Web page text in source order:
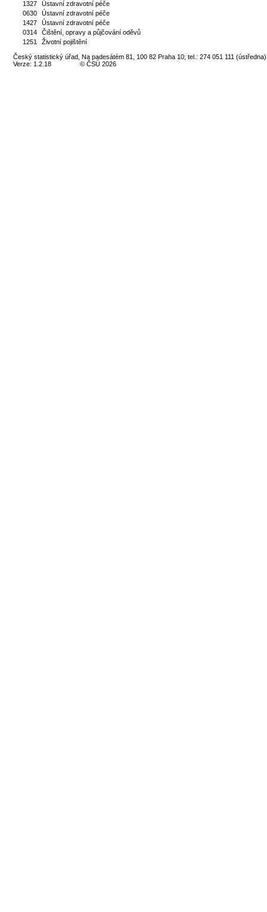
1327
Ústavní zdravotní péče
0630
Ústavní zdravotní péče
1427
Ústavní zdravotní péče
0314
Čištění, opravy a půjčování oděvů
1251
Životní pojištění
Český statistický úřad, Na padesátém 81, 100 82 Praha 10; tel.: 274 051 111 (ústředna)
Verze: 1.2.18
© ČSÚ 2026